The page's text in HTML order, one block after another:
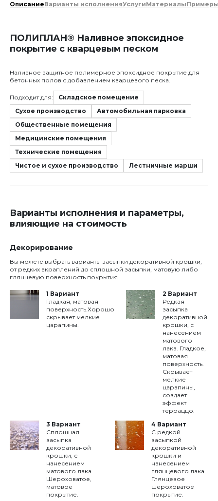
ОписаниеВарианты исполненияУслугиМатериалы
ПОЛИПЛАН® Наливное эпоксидное
покрытие с кварцевым песком
Наливное защитное полимерное эпоксидное покрытие для
бетонных полов с добавлением кварцевого песка.
Подходит для:
Складское помещение
Сухое производство
Автомобильная парковка
Общественные помещения
Медицинские помещения
Технические помещения
Чистое и сухое производство
Лестничные марши
Варианты исполнения и параметры,
влияющие на стоимость
Декорирование
Вы можете выбрать варианты засыпки декоративной крошки,
от редких вкраплений до сплошной засыпки, матовую либо
глянцевую поверхность покрытия.
1 Вариант
Гладкая, матовая
поверхность.Хорошо
скрывает мелкие
царапины.
2 Вариант
Редкая
засыпка
декоративной
крошки, с
нанесением
матового
лака. Гладкое,
матовая
поверхность.
Скрывает
мелкие
царапины,
создает
эффект
терраццо.
3 Вариант
Сплошная
засыпка
декоративной
крошки, с
нанесением
матового лака.
Шероховатое,
матовое
покрытие.
4 Вариант
С редкой
засыпкой
декоративной
крошки и
нанесением
глянцевого лака.
Глянцевое
шероховатое
покрытие.